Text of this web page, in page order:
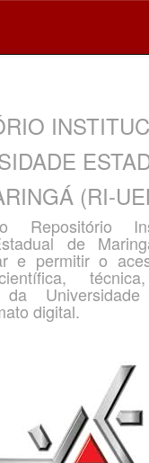
(RI-
de
e permitir o
da
digital.